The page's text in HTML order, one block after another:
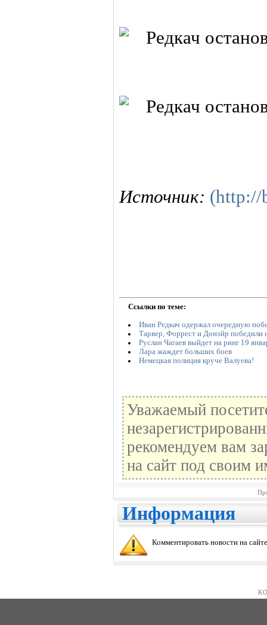
Источник: (http://
Ссылки по теме:
Иван Редкач одержал очередную
Тарвер, Форрест и Донэйр победили
Руслан Чагаев выйдет на ринг 19
Лара жаждет больших боев
Немецкая полиция круче Валуева!
Уважаемый
рекомендуем вам
на сайт под своим
Информация
Комментировать новости на